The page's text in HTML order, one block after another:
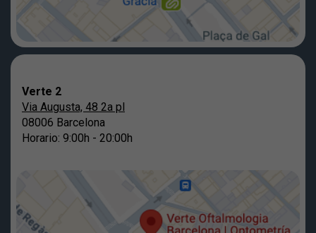
Verte 2
Via Augusta, 48 2a pl
08006 Barcelona
Horario: 9:00h - 20:00h